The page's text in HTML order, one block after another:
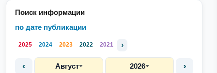
Поиск информации
по дате публикации
2025 2024 2023 2022 2021 ›
‹ Август 2026 ›